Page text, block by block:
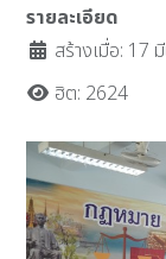
รายละเอียด
สร้างเมื่อ: 17
ฮิต: 2624